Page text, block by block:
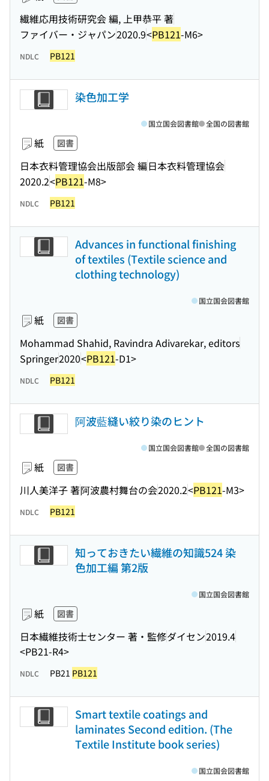
繊維応用技術研究会 編, 上甲恭平 著
ファイバー・ジャパン2020.9<PB121-M6>
NDLC PB121
染色加工学
紙 図書
日本衣料管理協会出版部会 編日本衣料管理協会
2020.2<PB121-M8>
国立国会図書館 全国の図書館
NDLC PB121
Advances in functional finishing
of textiles (Textile science and
clothing technology)
紙 図書
Mohammad Shahid, Ravindra Adivarekar, editors
Springer2020<PB121-D1>
国立国会図書館
NDLC PB121
阿波藍縫い絞り染のヒント
紙 図書
川人美洋子 著阿波農村舞台の会2020.2<PB121-M3>
国立国会図書館 全国の図書館
NDLC PB121
知っておきたい繊維の知識524 染
色加工編 第2版
紙 図書
日本繊維技術士センター 著・監修ダイセン2019.4
<PB21-R4>
国立国会図書館
NDLC PB21 PB121
Smart textile coatings and
laminates Second edition. (The
Textile Institute book series)
国立国会図書館